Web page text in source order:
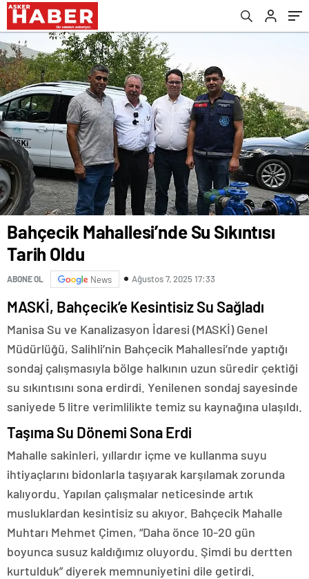
Bahçecik Mahallesi’nde Su Sıkıntısı
Tarih Oldu
ABONE OL News Ağustos 7, 2025 17:33
MASKİ, Bahçecik’e Kesintisiz Su Sağladı
Manisa Su ve Kanalizasyon İdaresi (MASKİ) Genel
Müdürlüğü, Salihli’nin Bahçecik Mahallesi’nde yaptığı
sondaj çalışmasıyla bölge halkının uzun süredir çektiği
su sıkıntısını sona erdirdi. Yenilenen sondaj sayesinde
saniyede 5 litre verimlilikte temiz su kaynağına ulaşıldı.
Taşıma Su Dönemi Sona Erdi
Mahalle sakinleri, yıllardır içme ve kullanma suyu
ihtiyaçlarını bidonlarla taşıyarak karşılamak zorunda
kalıyordu. Yapılan çalışmalar neticesinde artık
musluklardan kesintisiz su akıyor. Bahçecik Mahalle
Muhtarı Mehmet Çimen, “Daha önce 10-20 gün
boyunca susuz kaldığımız oluyordu. Şimdi bu dertten
kurtulduk” diyerek memnuniyetini dile getirdi.